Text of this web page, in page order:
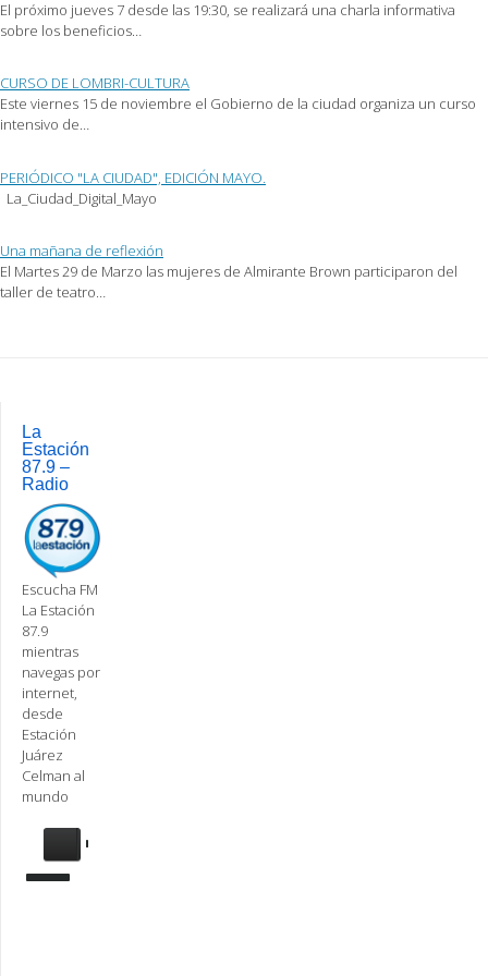
(Se
abre
en
ventana
nueva)
ventana
nueva)
El próximo jueves 7 desde las 19:30, se realizará una charla informativa
sobre los beneficios…
CURSO DE LOMBRI-CULTURA
Este viernes 15 de noviembre el Gobierno de la ciudad organiza un curso
intensivo de…
PERIÓDICO "LA CIUDAD", EDICIÓN MAYO.
La_Ciudad_Digital_Mayo
Una mañana de reflexión
El Martes 29 de Marzo las mujeres de Almirante Brown participaron del
taller de teatro…
navigation
La
Estación
87.9 –
Radio
Escucha FM
La Estación
87.9
mientras
navegas por
internet,
desde
Estación
Juárez
Celman al
mundo